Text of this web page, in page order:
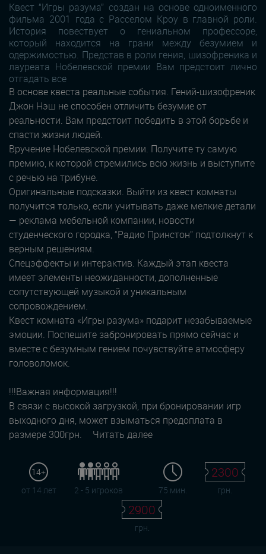
Квест “Игры разума” создан на основе одноименного
фильма 2001 года с Расселом Кроу в главной роли.
История повествует о гениальном профессоре,
который находится на грани между безумием и
одержимостью. Представ в роли гения, шизофреника и
лауреата Нобелевской премии Вам предстоит лично
отгадать все
В основе квеста реальные события. Гений-шизофреник
Джон Нэш не способен отличить безумие от
реальности. Вам предстоит победить в этой борьбе и
спасти жизни людей.
Вручение Нобелевской премии. Получите ту самую
премию, к которой стремились всю жизнь и выступите
с речью на трибуне.
Оригинальные подсказки. Выйти из квест комнаты
получится только, если учитывать даже мелкие детали
— реклама мебельной компании, новости
студенческого городка, “Радио Принстон” подтолкнут к
верным решениям.
Спецэффекты и интерактив. Каждый этап квеста
имеет элементы неожиданности, дополненные
сопутствующей музыкой и уникальным
сопровождением.
Квест комната «Игры разума» подарит незабываемые
эмоции. Поспешите забронировать прямо сейчас и
вместе с безумным гением почувствуйте атмосферу
головоломок.
!!!Важная информация!!!
В связи с высокой загрузкой, при бронировании игр
выходного дня, может взыматься предоплата в
размере 300грн.
Читать далее
14+
от 14 лет
2 - 5 игроков 75 мин.
2300
грн.
2900
грн.